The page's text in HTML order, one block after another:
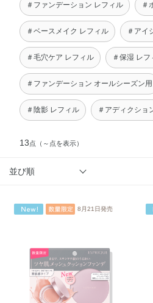
＃ファンデーション レフィル ＃
＃ベースメイク レフィル ＃アイ
＃毛穴ケア レフィル ＃保湿 レフ
＃ファンデーション オールシーズン用
＃陰影 レフィル ＃アディクショ
13点 （～点を表示）
並び順
8月21日発売